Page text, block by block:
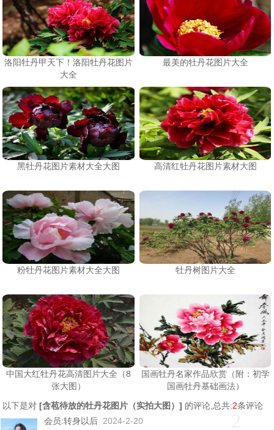
洛阳牡丹甲天下！洛阳牡丹花图片
大全
最美的牡丹花图片大全
黑牡丹花图片素材大全大图 高清红牡丹花图片素材大图
粉牡丹花图片素材大全大图 牡丹树图片大全
中国大红牡丹花高清图片大全（8
张大图）
国画牡丹名家作品欣赏（附：初学
国画牡丹基础画法）
以下是对 [含苞待放的牡丹花图片（实拍大图） ] 的评论,总共:2条评论
会员:转身以后 2024-2-20